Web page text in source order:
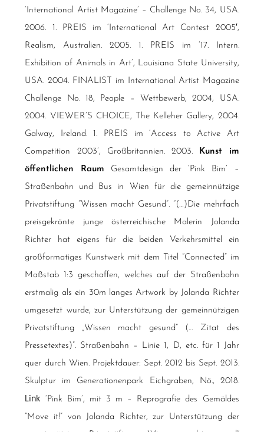
‘International Artist Magazine’ – Challenge No. 34, USA.
2006. 1. PREIS im ‘International Art Contest 2005′,
Realism, Australien. 2005. 1. PREIS im ’17. Intern.
Exhibition of Animals in Art’, Louisiana State University,
USA. 2004. FINALIST im International Artist Magazine
Challenge No. 18, People – Wettbewerb, 2004, USA.
2004. VIEWER’S CHOICE, The Kelleher Gallery, 2004.
Galway, Ireland. 1. PREIS im ‘Access to Active Art
Competition 2003’, Großbritannien. 2003. Kunst im
öffentlichen Raum Gesamtdesign der ‘Pink Bim’ –
Straßenbahn und Bus in Wien für die gemeinnützige
Privatstiftung “Wissen macht Gesund”. “(…)Die mehrfach
preisgekrönte junge österreichische Malerin Jolanda
Richter hat eigens für die beiden Verkehrsmittel ein
großformatiges Kunstwerk mit dem Titel “Connected” im
Maßstab 1:3 geschaffen, welches auf der Straßenbahn
erstmalig als ein 30m langes Artwork by Jolanda Richter
umgesetzt wurde, zur Unterstützung der gemeinnützigen
Privatstiftung „Wissen macht gesund“ (… Zitat des
Pressetextes)”. Straßenbahn – Linie 1, D, etc. für 1 Jahr
quer durch Wien. Projektdauer: Sept. 2012 bis Sept. 2013.
Skulptur im Generationenpark Eichgraben, Nö., 2018.
Link ‘Pink Bim’, mit 3 m – Reprografie des Gemäldes
“Move it!” von Jolanda Richter, zur Unterstützung der